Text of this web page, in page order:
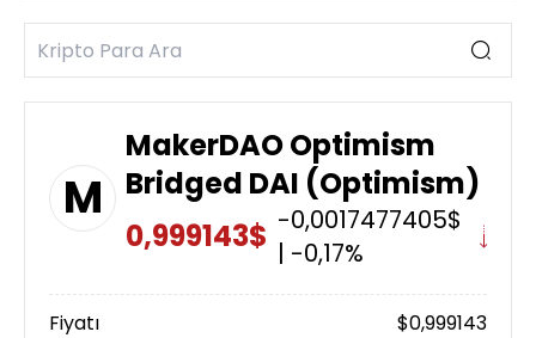
M
MakerDAO Optimism
Bridged DAI (Optimism)
0,999143$ -0,0017477405$
| -0,17%
Fiyatı $0,999143